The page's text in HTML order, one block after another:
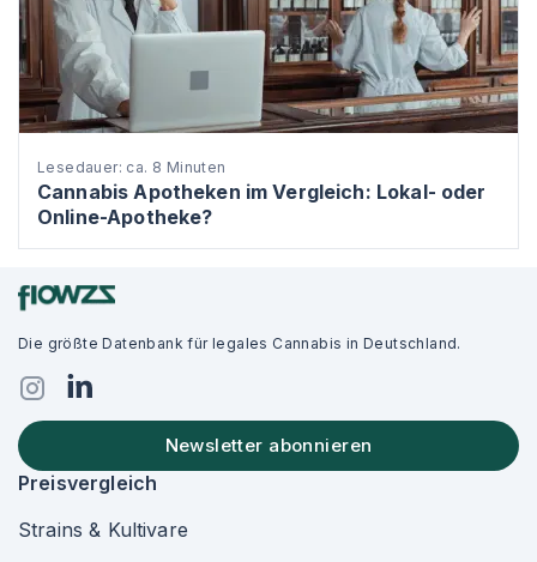
Lesedauer: ca. 8 Minuten
Cannabis Apotheken im Vergleich: Lokal- oder
Online-Apotheke?
Die größte Datenbank für legales Cannabis in Deutschland.
Newsletter abonnieren
Preisvergleich
Strains & Kultivare